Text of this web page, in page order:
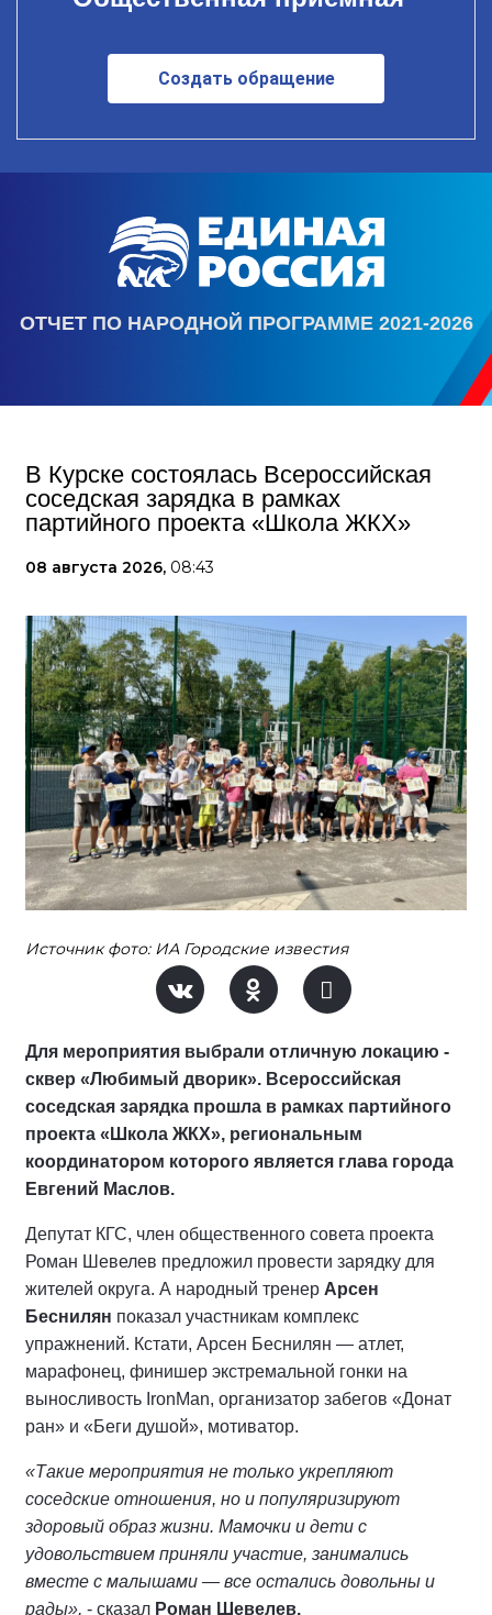
Создать обращение
ОТЧЕТ ПО НАРОДНОЙ ПРОГРАММЕ 2021-2026
В Курске состоялась Всероссийская
соседская зарядка в рамках
партийного проекта «Школа ЖКХ»
08 августа 2026, 08:43
Источник фото: ИА Городские известия
Для мероприятия выбрали отличную локацию -
сквер «Любимый дворик». Всероссийская
соседская зарядка прошла в рамках партийного
проекта «Школа ЖКХ», региональным
координатором которого является глава города
Евгений Маслов.
Депутат КГС, член общественного совета проекта
Роман Шевелев предложил провести зарядку для
жителей округа. А народный тренер Арсен
Беснилян показал участникам комплекс
упражнений. Кстати, Арсен Беснилян — атлет,
марафонец, финишер экстремальной гонки на
выносливость IronMan, организатор забегов «Донат
ран» и «Беги душой», мотиватор.
«Такие мероприятия не только укрепляют
соседские отношения, но и популяризируют
здоровый образ жизни. Мамочки и дети с
удовольствием приняли участие, занимались
вместе с малышами — все остались довольны и
рады», - сказал Роман Шевелев.